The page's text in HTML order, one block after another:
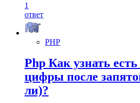
1
ответ
PHP
Php Как узнать
цифры после
ли)?